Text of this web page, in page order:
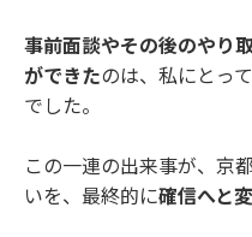
事前面談やその後のやり
ができたのは、私にとっ
でした。
この一連の出来事が、京
いを、最終的に確信へと